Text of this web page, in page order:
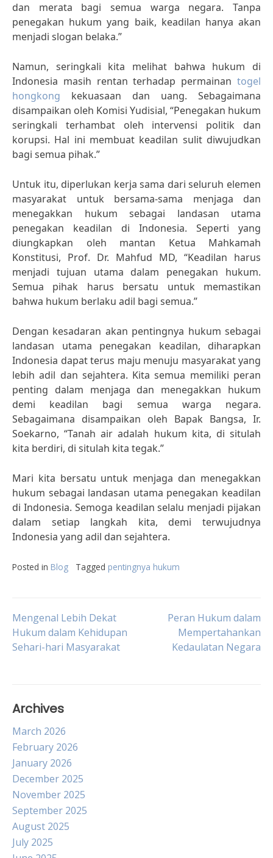
dan merata bagi semua warga negara. Tanpa
penegakan hukum yang baik, keadilan hanya akan
menjadi slogan belaka.”
Namun, seringkali kita melihat bahwa hukum di
Indonesia masih rentan terhadap permainan togel
hongkong kekuasaan dan uang. Sebagaimana
disampaikan oleh Komisi Yudisial, “Penegakan hukum
seringkali terhambat oleh intervensi politik dan
korupsi. Hal ini membuat keadilan sulit diwujudkan
bagi semua pihak.”
Untuk itu, diperlukan kerja sama dari seluruh elemen
masyarakat untuk bersama-sama menjaga dan
menegakkan hukum sebagai landasan utama
penegakan keadilan di Indonesia. Seperti yang
diungkapkan oleh mantan Ketua Mahkamah
Konstitusi, Prof. Dr. Mahfud MD, “Keadilan harus
menjadi tujuan utama dalam penegakan hukum.
Semua pihak harus bersatu untuk memastikan
bahwa hukum berlaku adil bagi semua.”
Dengan kesadaran akan pentingnya hukum sebagai
landasan utama penegakan keadilan, diharapkan
Indonesia dapat terus maju menuju masyarakat yang
lebih adil dan sejahtera. Kita semua memiliki peran
penting dalam menjaga dan menegakkan hukum
demi keadilan bagi semua warga negara.
Sebagaimana disampaikan oleh Bapak Bangsa, Ir.
Soekarno, “Tanah air adalah hukum kita, di situlah
kita berdiri, di situlah kita tegak.”
Mari kita bersatu untuk menjaga dan menegakkan
hukum sebagai landasan utama penegakan keadilan
di Indonesia. Semoga keadilan selalu menjadi pijakan
dalam setiap langkah kita, demi terwujudnya
Indonesia yang adil dan sejahtera.
Posted in Blog Tagged pentingnya hukum
Post
navigation
Mengenal Lebih Dekat
Hukum dalam Kehidupan
Sehari-hari Masyarakat
Peran Hukum dalam
Mempertahankan
Kedaulatan Negara
Archives
March 2026
February 2026
January 2026
December 2025
November 2025
September 2025
August 2025
July 2025